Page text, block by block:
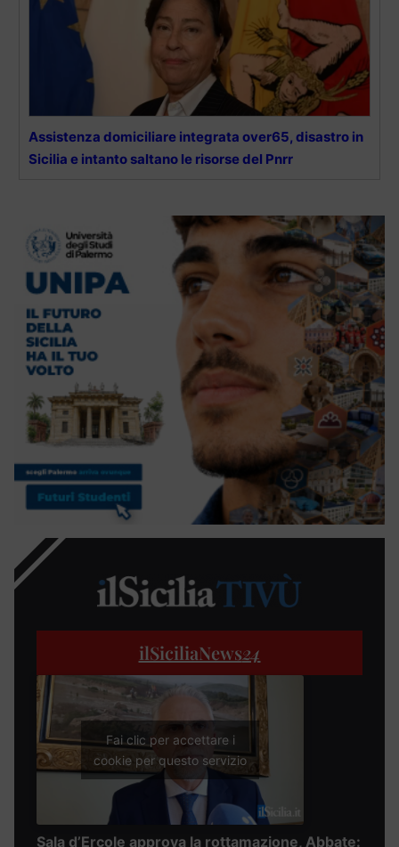
Assistenza domiciliare integrata over65, disastro in
Sicilia e intanto saltano le risorse del Pnrr
ilSiciliaNews24
Fai clic per accettare i
cookie per questo servizio
Sala d’Ercole approva la rottamazione, Abbate: